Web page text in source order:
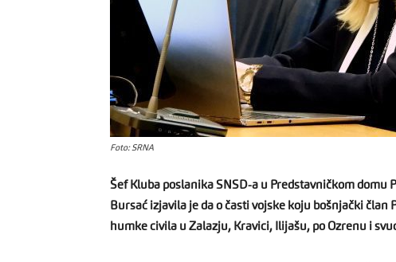
Foto: SRNA
Šef Kluba poslanika SNSD-a u Predstavničkom
Bursać izjavila je da o časti vojske koju bošnjački
humke civila u Zalazju, Kravici, Ilijašu, po Ozrenu i